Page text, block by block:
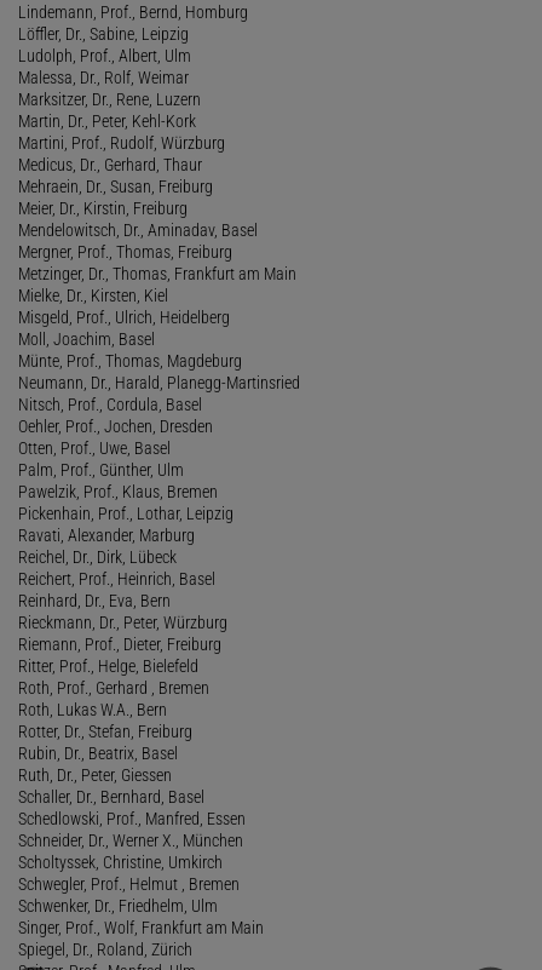
Lindemann, Prof., Bernd, Homburg
Löffler, Dr., Sabine, Leipzig
Ludolph, Prof., Albert, Ulm
Malessa, Dr., Rolf, Weimar
Marksitzer, Dr., Rene, Luzern
Martin, Dr., Peter, Kehl-Kork
Martini, Prof., Rudolf, Würzburg
Medicus, Dr., Gerhard, Thaur
Mehraein, Dr., Susan, Freiburg
Meier, Dr., Kirstin, Freiburg
Mendelowitsch, Dr., Aminadav, Basel
Mergner, Prof., Thomas, Freiburg
Metzinger, Dr., Thomas, Frankfurt am Main
Mielke, Dr., Kirsten, Kiel
Misgeld, Prof., Ulrich, Heidelberg
Moll, Joachim, Basel
Münte, Prof., Thomas, Magdeburg
Neumann, Dr., Harald, Planegg-Martinsried
Nitsch, Prof., Cordula, Basel
Oehler, Prof., Jochen, Dresden
Otten, Prof., Uwe, Basel
Palm, Prof., Günther, Ulm
Pawelzik, Prof., Klaus, Bremen
Pickenhain, Prof., Lothar, Leipzig
Ravati, Alexander, Marburg
Reichel, Dr., Dirk, Lübeck
Reichert, Prof., Heinrich, Basel
Reinhard, Dr., Eva, Bern
Rieckmann, Dr., Peter, Würzburg
Riemann, Prof., Dieter, Freiburg
Ritter, Prof., Helge, Bielefeld
Roth, Prof., Gerhard , Bremen
Roth, Lukas W.A., Bern
Rotter, Dr., Stefan, Freiburg
Rubin, Dr., Beatrix, Basel
Ruth, Dr., Peter, Giessen
Schaller, Dr., Bernhard, Basel
Schedlowski, Prof., Manfred, Essen
Schneider, Dr., Werner X., München
Scholtyssek, Christine, Umkirch
Schwegler, Prof., Helmut , Bremen
Schwenker, Dr., Friedhelm, Ulm
Singer, Prof., Wolf, Frankfurt am Main
Spiegel, Dr., Roland, Zürich